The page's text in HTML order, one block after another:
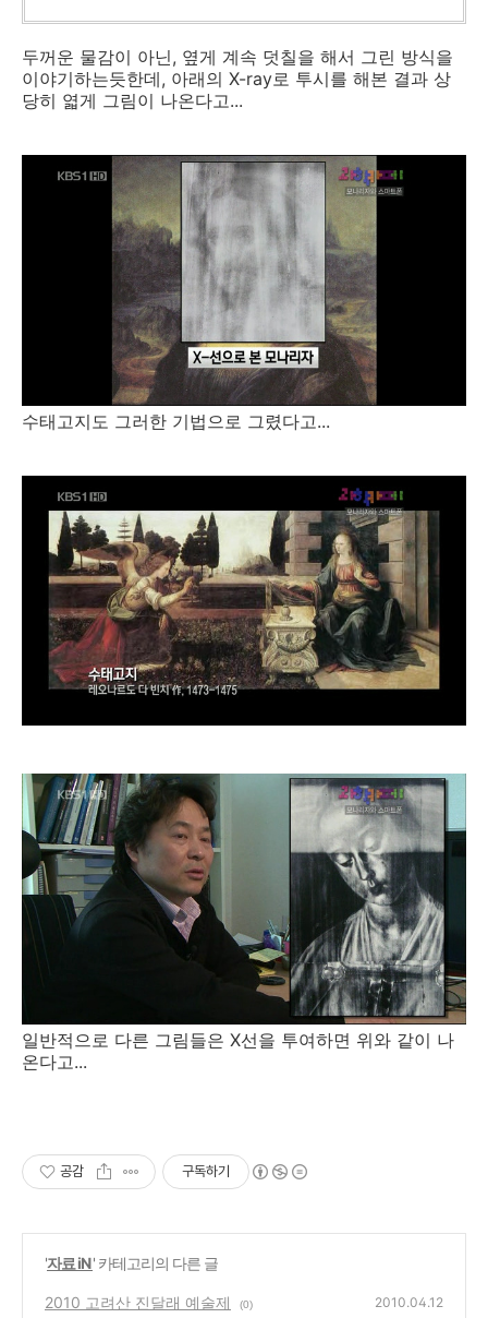
두꺼운 물감이 아닌, 옆게 계속 덧칠을 해서 그린 방식을
이야기하는듯한데, 아래의 X-ray로 투시를 해본 결과 상
당히 엷게 그림이 나온다고...
수태고지도 그러한 기법으로 그렸다고...
일반적으로 다른 그림들은 X선을 투여하면 위와 같이 나
온다고...
공감 구독하기
'자료 iN' 카테고리의 다른 글
2010 고려산 진달래 예술제 (0) 2010.04.12